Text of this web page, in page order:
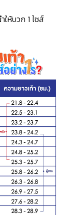
ให้บวก 1 ไซส์